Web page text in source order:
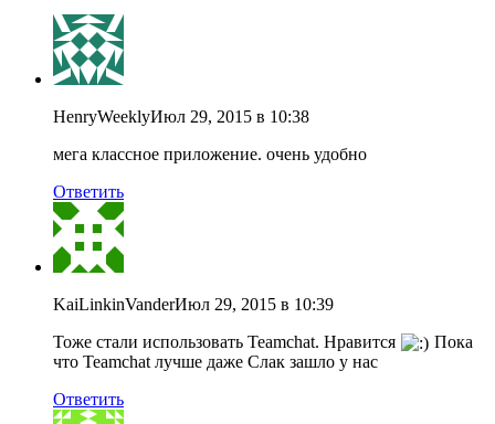
HenryWeeklyИюл 29, 2015 в 10:38
мега классное приложение. очень удобно
Ответить
KaiLinkinVanderИюл 29, 2015 в 10:39
Тоже стали использовать Teamchat. Нравится
Пока
что Teamchat лучше даже Слак зашло у нас
Ответить